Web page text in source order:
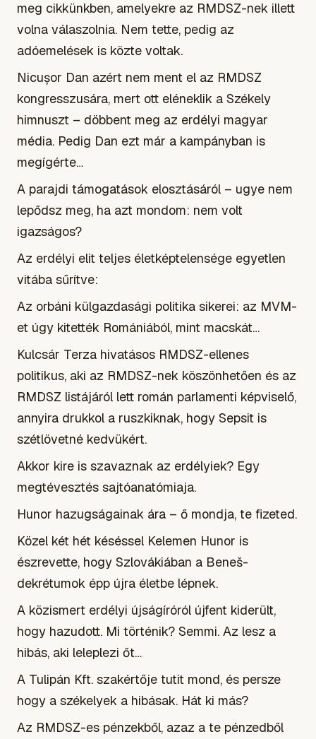
meg cikkünkben, amelyekre az RMDSZ-nek illett
volna válaszolnia. Nem tette, pedig az
adóemelések is közte voltak.
Nicușor Dan azért nem ment el az RMDSZ
kongresszusára, mert ott eléneklik a Székely
himnuszt – döbbent meg az erdélyi magyar
média. Pedig Dan ezt már a kampányban is
megígérte…
A parajdi támogatások elosztásáról – ugye nem
lepődsz meg, ha azt mondom: nem volt
igazságos?
Az erdélyi elit teljes életképtelensége egyetlen
vitába sűrítve:
Az orbáni külgazdasági politika sikerei: az MVM-
et úgy kitették Romániából, mint macskát…
Kulcsár Terza hivatásos RMDSZ-ellenes
politikus, aki az RMDSZ-nek köszönhetően és az
RMDSZ listájáról lett román parlamenti képviselő,
annyira drukkol a ruszkiknak, hogy Sepsit is
szétlövetné kedvükért.
Akkor kire is szavaznak az erdélyiek? Egy
megtévesztés sajtóanatómiaja.
Hunor hazugságainak ára – ő mondja, te fizeted.
Közel két hét késéssel Kelemen Hunor is
észrevette, hogy Szlovákiában a Beneš-
dekrétumok épp újra életbe lépnek.
A közismert erdélyi újságíróról újfent kiderült,
hogy hazudott. Mi történik? Semmi. Az lesz a
hibás, aki leleplezi őt…
A Tulipán Kft. szakértője tutit mond, és persze
hogy a székelyek a hibásak. Hát ki más?
Az RMDSZ-es pénzekből, azaz a te pénzedből